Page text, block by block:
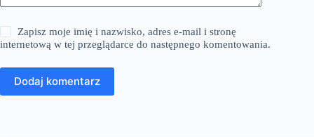
Zapisz moje imię i nazwisko, adres e-mail i stronę
internetową w tej przeglądarce do następnego komentowania.
Dodaj komentarz